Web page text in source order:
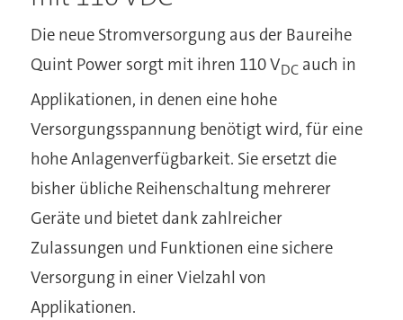
Die neue Stromversorgung aus der Baureihe
Quint Power sorgt mit ihren 110 VDC auch in
Applikationen, in denen eine hohe
Versorgungsspannung benötigt wird, für eine
hohe Anlagenverfügbarkeit. Sie ersetzt die
bisher übliche Reihenschaltung mehrerer
Geräte und bietet dank zahlreicher
Zulassungen und Funktionen eine sichere
Versorgung in einer Vielzahl von
Applikationen.